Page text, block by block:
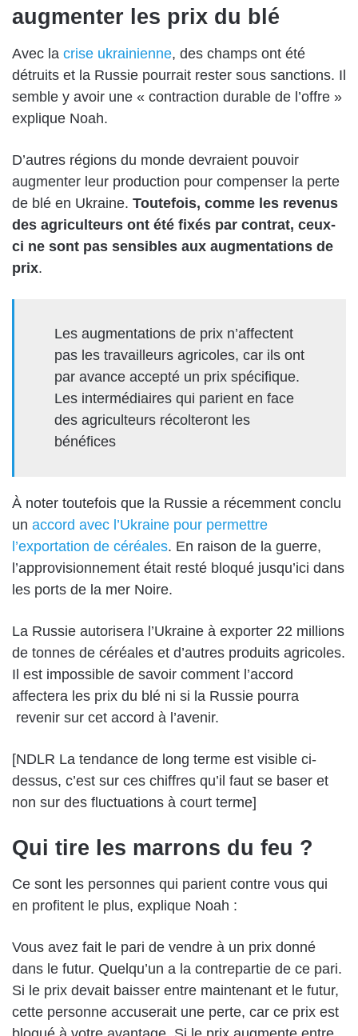
augmenter les prix du blé
Avec la crise ukrainienne, des champs ont été
détruits et la Russie pourrait rester sous sanctions. Il
semble y avoir une « contraction durable de l’offre »
explique Noah.
D’autres régions du monde devraient pouvoir
augmenter leur production pour compenser la perte
de blé en Ukraine. Toutefois, comme les revenus
des agriculteurs ont été fixés par contrat, ceux-
ci ne sont pas sensibles aux augmentations de
prix.
Les augmentations de prix n’affectent
pas les travailleurs agricoles, car ils ont
par avance accepté un prix spécifique.
Les intermédiaires qui parient en face
des agriculteurs récolteront les
bénéfices
À noter toutefois que la Russie a récemment conclu
un accord avec l’Ukraine pour permettre
l’exportation de céréales. En raison de la guerre,
l’approvisionnement était resté bloqué jusqu’ici dans
les ports de la mer Noire.
La Russie autorisera l’Ukraine à exporter 22 millions
de tonnes de céréales et d’autres produits agricoles.
Il est impossible de savoir comment l’accord
affectera les prix du blé ni si la Russie pourra
revenir sur cet accord à l’avenir.
[NDLR La tendance de long terme est visible ci-
dessus, c’est sur ces chiffres qu’il faut se baser et
non sur des fluctuations à court terme]
Qui tire les marrons du feu ?
Ce sont les personnes qui parient contre vous qui
en profitent le plus, explique Noah :
Vous avez fait le pari de vendre à un prix donné
dans le futur. Quelqu’un a la contrepartie de ce pari.
Si le prix devait baisser entre maintenant et le futur,
cette personne accuserait une perte, car ce prix est